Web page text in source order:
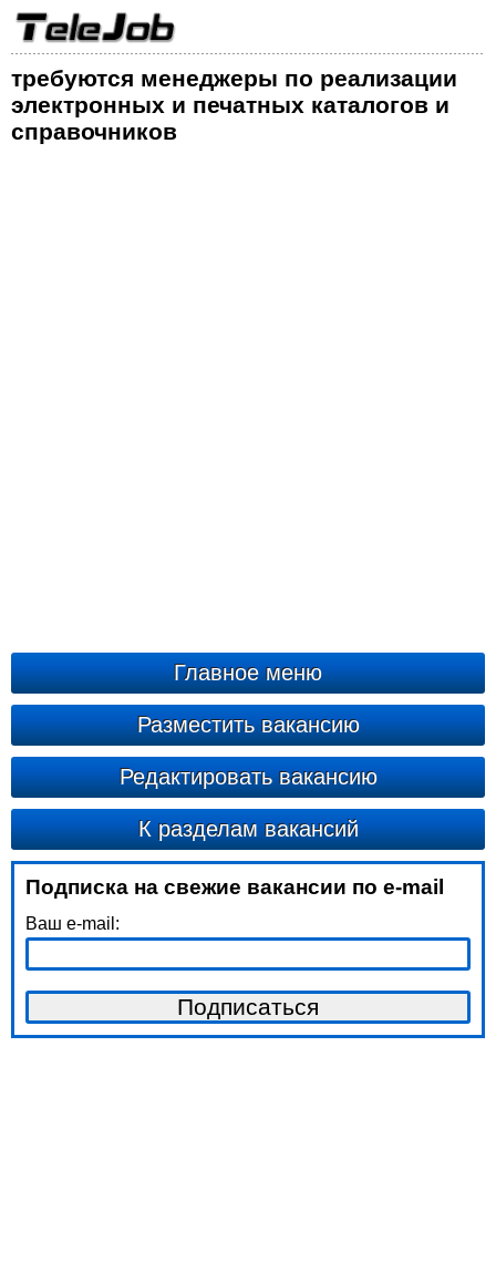
требуются менеджеры по реализации
электронных и печатных каталогов и
справочников
Главное меню
Разместить вакансию
Редактировать вакансию
К разделам вакансий
Подписка на свежие вакансии по e-mail
Ваш e-mail: